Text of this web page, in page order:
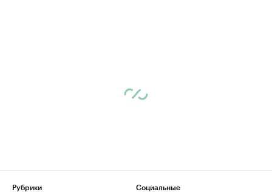
Рубрики
Социальные